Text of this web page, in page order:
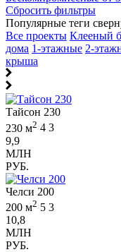
Сбросить фильтры
Популярные теги
Все проекты Клееный
дома 1-этажные 2-
крыша
Тайсон 230
230 м2 4 3
9,9
МЛН
РУБ.
Челси 200
200 м2 5 3
10,8
МЛН
РУБ.